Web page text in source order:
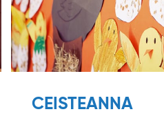
CEISTEANNA